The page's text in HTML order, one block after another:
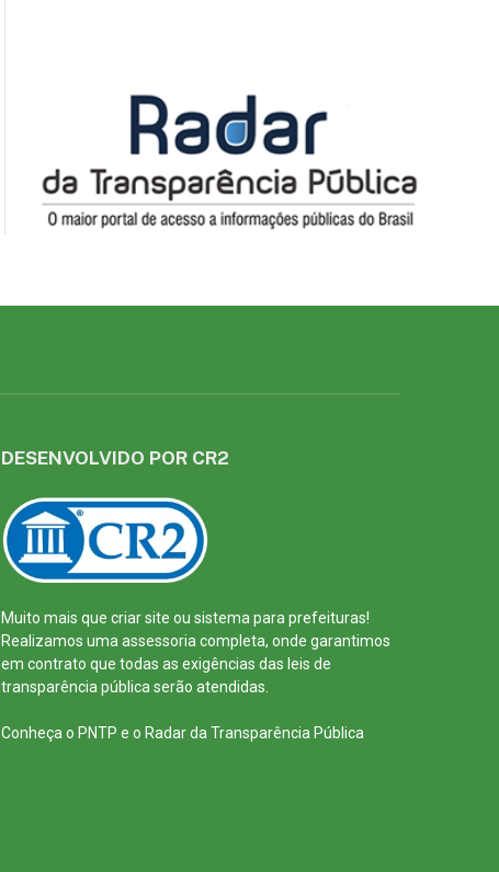
DESENVOLVIDO POR CR2
Muito mais que criar site ou sistema para prefeituras!
Realizamos uma assessoria completa, onde garantimos
em contrato que todas as exigências das leis de
transparência pública serão atendidas.
Conheça o PNTP e o Radar da Transparência Pública